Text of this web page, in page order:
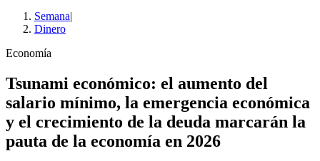
Semana|
Dinero
Economía
Tsunami económico: el aumento del
salario mínimo, la emergencia económica
y el crecimiento de la deuda marcarán la
pauta de la economía en 2026